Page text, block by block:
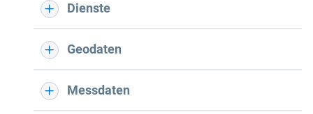
Dienste
Geodaten
Messdaten